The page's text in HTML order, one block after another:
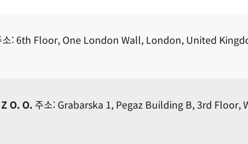
소: 6th Floor, One London Wall, London, United
O. O. 주소: Grabarska 1, Pegaz Building B, 3rd Floor,